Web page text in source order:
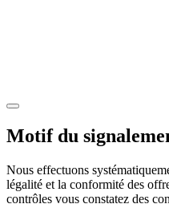
Motif du
Nous effectuons
légalité et la conformité des
contrôles vous constatez des